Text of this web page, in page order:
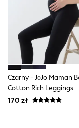
Sandals &
Rash Vests
Sun Safe
Sun Hats &
All
New In
Boots
Half Sizes
Slippers
Trainers
Wellies
Czarny - JoJo Maman
Cotton Rich Leggings
170 zł